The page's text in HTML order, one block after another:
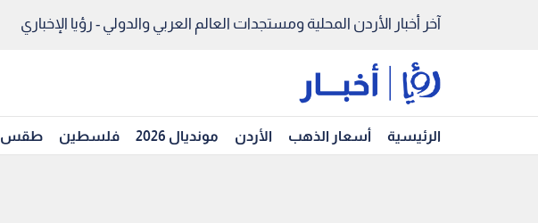
آخر أخبار الأردن المحلية ومستجدات العالم العربي والدولي - رؤيا الإخباري
الرئيسية أسعار الذهب الأردن مونديال 2026 فلسطين طقس